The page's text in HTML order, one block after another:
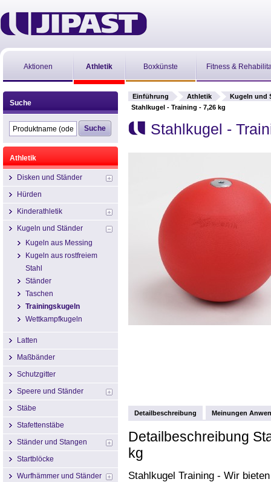
Aktionen Athletik Boxkünste Fitness &
Einführung Athletik
Kugeln und
Stahlkugel - Training - 7,26 kg
Stahlkugel -
Detailbeschreibung Meinungen
Detailbeschreibung
kg
Stahlkugel Training - Wir
Suche
Athletik
Disken und Ständer
Hürden
Kinderathletik
Kugeln und Ständer
Kugeln aus Messing
Kugeln aus rostfreiem
Stahl
Ständer
Taschen
Trainingskugeln
Wettkampfkugeln
Latten
Maßbänder
Schutzgitter
Speere und Ständer
Stäbe
Stafettenstäbe
Ständer und Stangen
Startblöcke
Wurfhämmer und Ständer